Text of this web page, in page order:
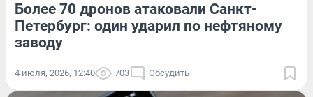
Более 70 дронов атаковали Санкт-
Петербург: один ударил по нефтяному
заводу
4 июля, 2026, 12:40 703 Обсудить